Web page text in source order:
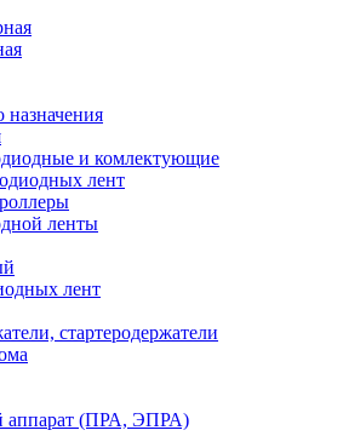
и комлектующие
лент
ленты
лент
стартеродержатели
аппарат (ПРА, ЭПРА)